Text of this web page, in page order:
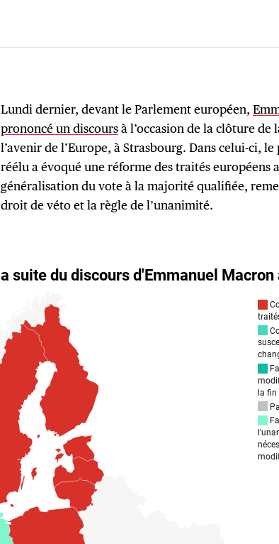
Lundi dernier, devant le Parlement européen,
prononcé un discoursà l’occasion de la clôture de
l’avenir de l’Europe, à Strasbourg. Dans celui-ci,
réélu a évoqué une réforme des traités européens
généralisation du vote à la majorité qualifiée,
droit de véto et la règle de l’unanimité.